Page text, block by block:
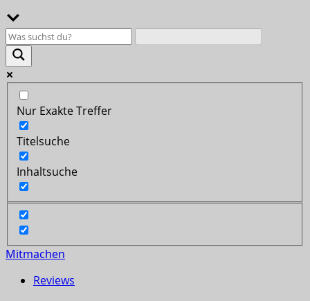
Nur Exakte Treffer
Titelsuche
Inhaltsuche
Mitmachen
Reviews